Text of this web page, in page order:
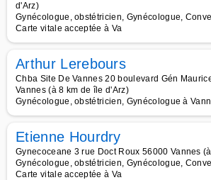
d'Arz)
Gynécologue, obstétricien, Gynécologue,
Carte vitale acceptée à Va
Arthur Lerebours
Chba Site De Vannes 20 boulevard Gén
Vannes (à 8 km de île d'Arz)
Gynécologue, obstétricien, Gynécologue à
Etienne Hourdry
Gynecoceane 3 rue Doct Roux 56000 Vannes
Gynécologue, obstétricien, Gynécologue,
Carte vitale acceptée à Va